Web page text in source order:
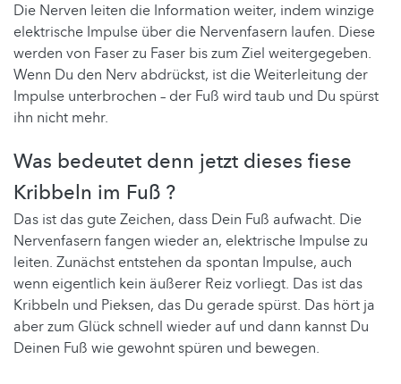
Die Nerven leiten die Information weiter, indem winzige
elektrische Impulse über die Nervenfasern laufen. Diese
werden von Faser zu Faser bis zum Ziel weitergegeben.
Wenn Du den Nerv abdrückst, ist die Weiterleitung der
Impulse unterbrochen – der Fuß wird taub und Du spürst
ihn nicht mehr.
Was bedeutet denn jetzt dieses fiese
Kribbeln im Fuß ?
Das ist das gute Zeichen, dass Dein Fuß aufwacht. Die
Nervenfasern fangen wieder an, elektrische Impulse zu
leiten. Zunächst entstehen da spontan Impulse, auch
wenn eigentlich kein äußerer Reiz vorliegt. Das ist das
Kribbeln und Pieksen, das Du gerade spürst. Das hört ja
aber zum Glück schnell wieder auf und dann kannst Du
Deinen Fuß wie gewohnt spüren und bewegen.